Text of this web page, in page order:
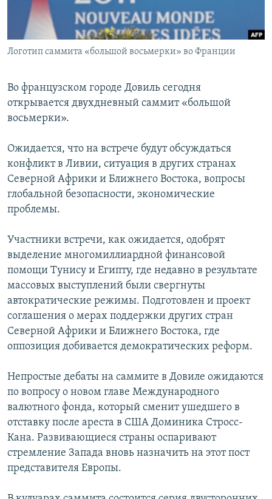
Հայերեն
English
Все сайты Радио Азатутюн
Логотип саммита «большой восьмерки» во Франции
Во французском городе Довиль сегодня
открывается двухдневный саммит «большой
восьмерки».
Ожидается, что на встрече будут обсуждаться
конфликт в Ливии, ситуация в других странах
Северной Африки и Ближнего Востока, вопросы
глобальной безопасности, экономические
проблемы.
Участники встречи, как ожидается, одобрят
выделение многомиллиардной финансовой
помощи Тунису и Египту, где недавно в результате
массовых выступлений были свергнуты
автократические режимы. Подготовлен и проект
соглашения о мерах поддержки других стран
Северной Африки и Ближнего Востока, где
оппозиция добивается демократических реформ.
Непростые дебаты на саммите в Довиле ожидаются
по вопросу о новом главе Международного
валютного фонда, который сменит ушедшего в
отставку после ареста в США Доминика Стросс-
Кана. Развивающиеся страны оспаривают
стремление Запада вновь назначить на этот пост
представителя Европы.